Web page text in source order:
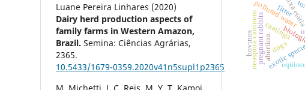
Luane Pereira Linhares (2020)
Dairy herd production aspects of
family farms in Western Amazon,
Brazil.Semina: Ciências Agrárias,
2365.
10.5433/1679-0359.2020v41n5supl1p2365
exotic
caatinga
pregnant rabbitsabortion.
faixa
polluted water
neospora caninum dogs
litter
bovinos